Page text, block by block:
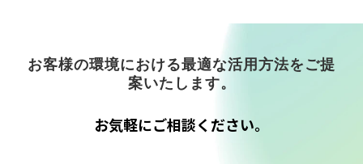
お客様の環境における最適な活用方法をご提
案いたします。
お気軽にご相談ください。